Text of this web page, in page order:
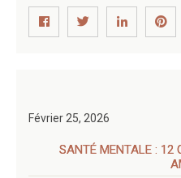
Février 25, 2026
SANTÉ MENTALE : 12